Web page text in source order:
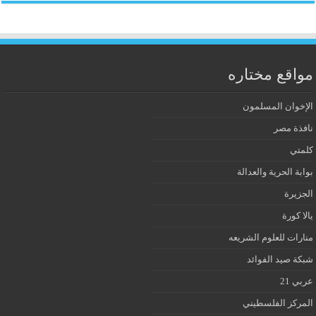
مواقع مختاره
الإخوان المسلمون
نافذة مصر
كلمتي
بوابة الحرية والعدالة
الجزيرة
يالا كورة
منارات للعلوم الشريعه
شبكة صيد الفوائد
عربي 21
المركز الفلسطيني